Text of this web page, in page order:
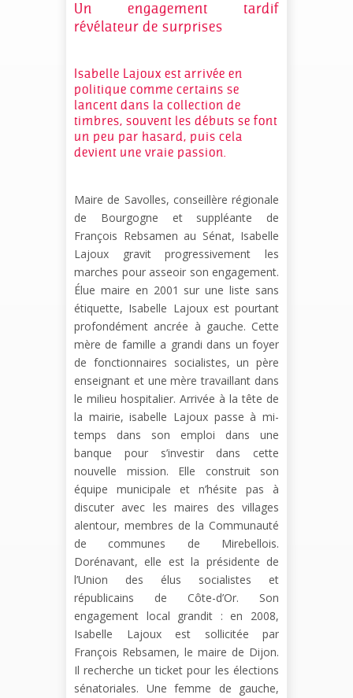
Un engagement tardif
révélateur de surprises
Isabelle Lajoux est arrivée en
politique comme certains se
lancent dans la collection de
timbres, souvent les débuts se font
un peu par hasard, puis cela
devient une vraie passion.
Maire de Savolles, conseillère régionale
de Bourgogne et suppléante de
François Rebsamen au Sénat, Isabelle
Lajoux gravit progressivement les
marches pour asseoir son engagement.
Élue maire en 2001 sur une liste sans
étiquette, Isabelle Lajoux est pourtant
profondément ancrée à gauche. Cette
mère de famille a grandi dans un foyer
de fonctionnaires socialistes, un père
enseignant et une mère travaillant dans
le milieu hospitalier. Arrivée à la tête de
la mairie, isabelle Lajoux passe à mi-
temps dans son emploi dans une
banque pour s’investir dans cette
nouvelle mission. Elle construit son
équipe municipale et n’hésite pas à
discuter avec les maires des villages
alentour, membres de la Communauté
de communes de Mirebellois.
Dorénavant, elle est la présidente de
l’Union des élus socialistes et
républicains de Côte-d’Or. Son
engagement local grandit : en 2008,
Isabelle Lajoux est sollicitée par
François Rebsamen, le maire de Dijon.
Il recherche un ticket pour les élections
sénatoriales. Une femme de gauche,